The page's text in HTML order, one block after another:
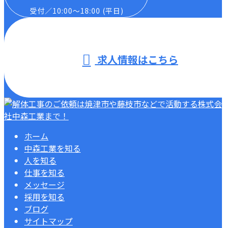
受付／10:00～18:00 (平日)
求人情報はこちら
ホーム
中森工業を知る
人を知る
仕事を知る
メッセージ
採用を知る
ブログ
サイトマップ